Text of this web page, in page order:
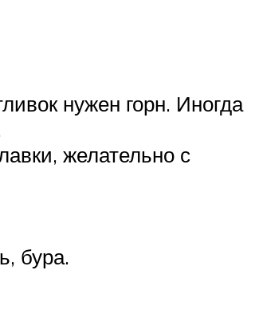
нужен горн. Иногда
желательно с
бура.